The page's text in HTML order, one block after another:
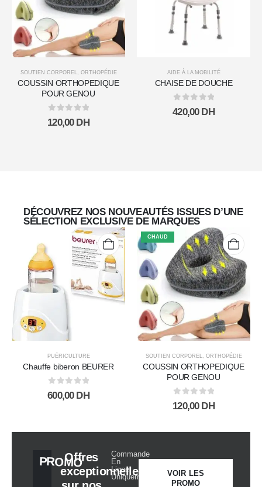
SOUTIEN CORPOREL ORTHOPÉDIE
COUSSIN ORTHOPEDIQUE
POUR GENOU
0sur 5
120,00 DH
AIDE À LA MOBILITÉ
CHAISE DE DOUCHE
0sur 5
420,00 DH
DÉCOUVREZ NOS NOUVEAUTÉS ISSUES D’UNE
SÉLECTION EXCLUSIVE DE MARQUES
PUÉRICULTURE
Chauffe biberon BEURER
0sur 5
600,00 DH
CHAUD
SOUTIEN CORPOREL ORTHOPÉDIE
COUSSIN ORTHOPEDIQUE
POUR GENOU
0sur 5
120,00 DH
PROMO
Offres
exceptionnelles
Commande
En
Ligne
Uniquement
VOIR LES
PROMO